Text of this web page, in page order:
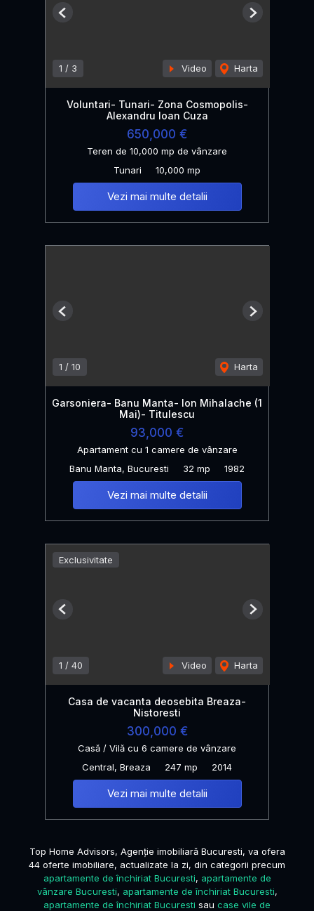
1 / 3 Video Harta
Previous Next
Voluntari- Tunari- Zona Cosmopolis-
Alexandru Ioan Cuza
650,000 €
Teren de 10,000 mp de vânzare
Tunari
10,000 mp
Vezi mai multe detalii
1 / 10 Harta
Previous Next
Garsoniera- Banu Manta- Ion Mihalache (1
Mai)- Titulescu
93,000 €
Apartament cu 1 camere de vânzare
Banu Manta, Bucuresti
32 mp 1982
Vezi mai multe detalii
Exclusivitate
1 / 40 Video Harta
Previous Next
Casa de vacanta deosebita Breaza-
Nistoresti
300,000 €
Casă / Vilă cu 6 camere de vânzare
Central, Breaza
247 mp 2014
Vezi mai multe detalii
Top Home Advisors, Agenție imobiliară Bucuresti, va ofera
44 oferte imobiliare, actualizate la zi, din categorii precum
apartamente de închiriat Bucuresti, apartamente de
vânzare Bucuresti, apartamente de închiriat Bucuresti,
apartamente de închiriat Bucuresti sau case vile de